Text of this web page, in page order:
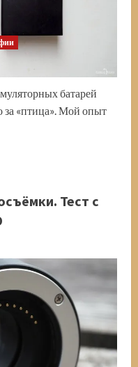
батарей
за «птица». Мой опыт
Тест с